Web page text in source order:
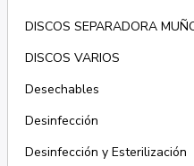
DISCOS SEPARADORA
DISCOS VARIOS
Desechables
Desinfección
Desinfección y Esterilización